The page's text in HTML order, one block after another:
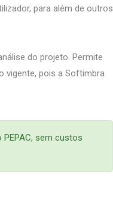
para além de outros
do projeto. Permite
vigente, pois a Softimbra
sem custos